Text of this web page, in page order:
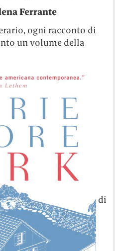
Ferrante
ogni racconto di
un volume della
di